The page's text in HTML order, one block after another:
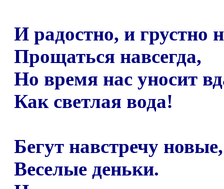
И радостно, и грустно
Прощаться навсегда,
Но время нас уносит
Как светлая вода!
Бегут навстречу новые,
Веселые деньки.